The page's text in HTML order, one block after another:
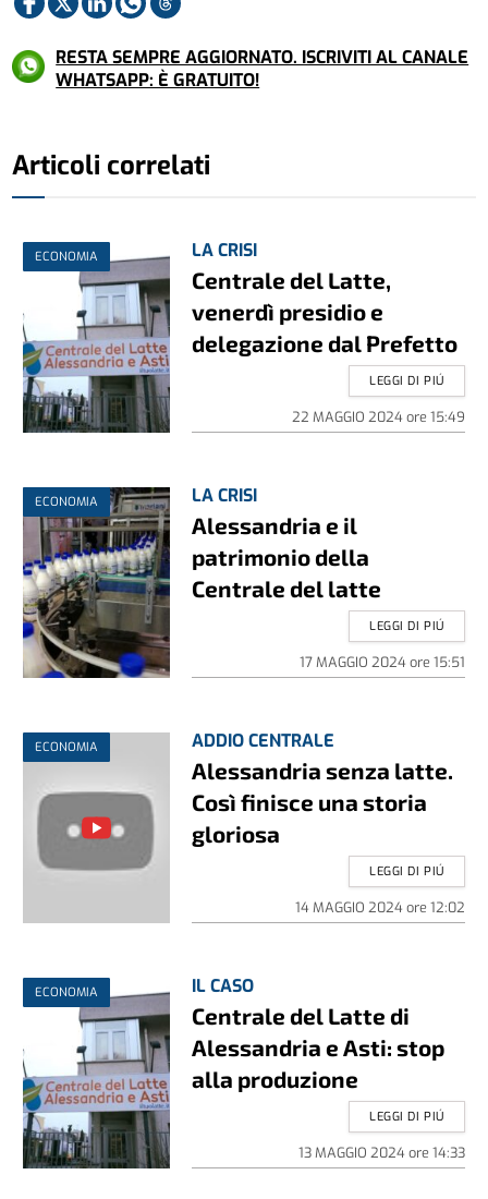
RESTA SEMPRE AGGIORNATO. ISCRIVITI AL CANALE
WHATSAPP: È GRATUITO!
Articoli correlati
ECONOMIA LA CRISI
Centrale del Latte,
venerdì presidio e
delegazione dal Prefetto
22 MAGGIO 2024ore 15:49
LEGGI DI PIÚ
ECONOMIA LA CRISI
Alessandria e il
patrimonio della
Centrale del latte
17 MAGGIO 2024ore 15:51
LEGGI DI PIÚ
ECONOMIA ADDIO CENTRALE
Alessandria senza latte.
Così finisce una storia
gloriosa
14 MAGGIO 2024ore 12:02
LEGGI DI PIÚ
ECONOMIA IL CASO
Centrale del Latte di
Alessandria e Asti: stop
alla produzione
13 MAGGIO 2024ore 14:33
LEGGI DI PIÚ